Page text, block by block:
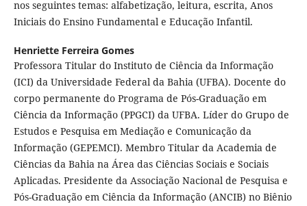
nos seguintes temas: alfabetização, leitura, escrita, Anos
Iniciais do Ensino Fundamental e Educação Infantil.
Henriette Ferreira Gomes
Professora Titular do Instituto de Ciência da Informação
(ICI) da Universidade Federal da Bahia (UFBA). Docente do
corpo permanente do Programa de Pós-Graduação em
Ciência da Informação (PPGCI) da UFBA. Líder do Grupo de
Estudos e Pesquisa em Mediação e Comunicação da
Informação (GEPEMCI). Membro Titular da Academia de
Ciências da Bahia na Área das Ciências Sociais e Sociais
Aplicadas. Presidente da Associação Nacional de Pesquisa e
Pós-Graduação em Ciência da Informação (ANCIB) no Biênio